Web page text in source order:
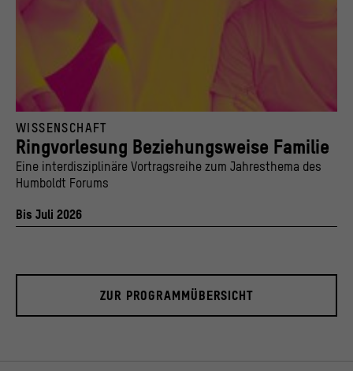
WISSENSCHAFT
Ringvorlesung Beziehungsweise Familie
Eine interdisziplinäre Vortragsreihe zum Jahresthema des
Humboldt Forums
Bis Juli 2026
© Stiftung Humboldt Forum im Berliner Schloss / Getty Images / Dean Davies
ZUR PROGRAMMÜBERSICHT